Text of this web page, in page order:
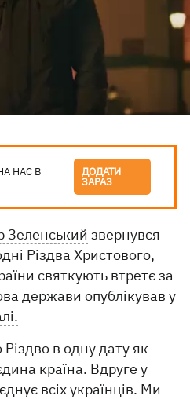
НАС В ДОДАТИ
ЗАРАЗ
Зеленський звернувся
Різдва Христового,
святкують втретє за
держави опублікував у
в одну дату як
країна. Вдруге у
всіх українців. Ми